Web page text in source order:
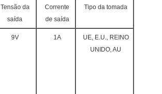
Tensão da
saída
Corrente
de saída
Tipo da tomada
9V 1A
UE, E.U., REINO
UNIDO, AU